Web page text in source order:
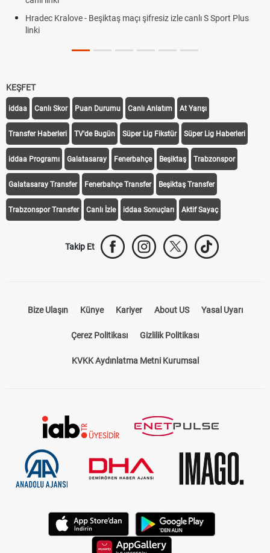
S Sport Plus
KEŞFET
iddaa Canlı Skor Puan Durumu Canlı Anlatım At Yarışı
Transfer Haberleri TV'de Bugün Süper Lig Fikstür Süper Lig Haberleri
iddaa Programı Galatasaray Fenerbahçe Beşiktaş Trabzonspor
Galatasaray Transfer Fenerbahçe Transfer Beşiktaş Transfer
Trabzonspor Transfer Canlı İzle iddaa Sonuçları Aktif Sayaç
Takip Et
Bize Ulaşın Künye Kariyer About US Yasal Uyarı
Çerez Politikası Gizlilik Politikası
KVKK Aydınlatma Metni Kurumsal